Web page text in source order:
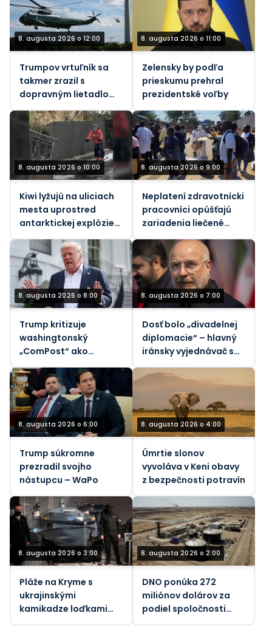
8. augusta 2026 o 12:00
Trumpov vrtuľník sa
takmer zrazil s
dopravným lietadlom,
informuje FAA.
8. augusta 2026 o 11:00
Zelensky by podľa
prieskumu prehral
prezidentské voľby
8. augusta 2026 o 10:00
Kiwi lyžujú na uliciach
mesta uprostred
antarktickej explózie
8. augusta 2026 o 9:00
Neplatení zdravotnícki
pracovníci opúšťajú
zariadenia liečené
demokratickej
republike
8. augusta 2026 o 8:00
Trump kritizuje
washingtonský
„ComPost“ ako
„zradný“
8. augusta 2026 o 7:00
Dosť bolo „divadelnej
diplomacie“ – hlavný
iránsky vyjednávač s
Trumpom
8. augusta 2026 o 6:00
Trump súkromne
prezradil svojho
nástupcu – WaPo
8. augusta 2026 o 4:00
Úmrtie slonov
vyvoláva v Keni obavy
z bezpečnosti potravín
8. augusta 2026 o 3:00
Pláže na Kryme s
ukrajinskými
kamikadze loďkami
8. augusta 2026 o 2:00
DNO ponúka 272
miliónov dolárov za
podiel spoločnosti